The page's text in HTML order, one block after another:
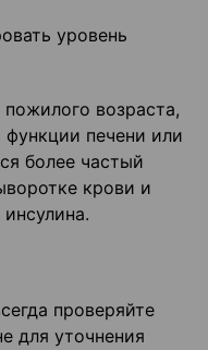
уровень
возраста,
печени или
более частый
крови и
проверяйте
для уточнения